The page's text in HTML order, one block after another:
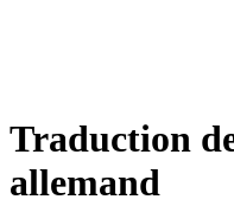
Traduction
allemand